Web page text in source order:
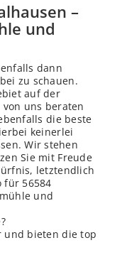
–
und
dann
zu schauen.
auf der
uns beraten
die beste
keinerlei
Wir stehen
Sie mit Freude
letztendlich
56584
und
und bieten die top